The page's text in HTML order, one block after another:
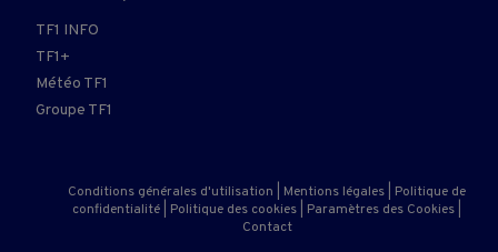
TF1 INFO
TF1+
Météo TF1
Groupe TF1
Conditions générales d'utilisation Mentions légales
Politique de
confidentialité
Politique des cookies Paramètres des Cookies
Contact